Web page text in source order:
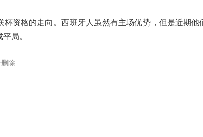
资格的走向。西班牙人虽然有主场优势，但是近期他
局。
除